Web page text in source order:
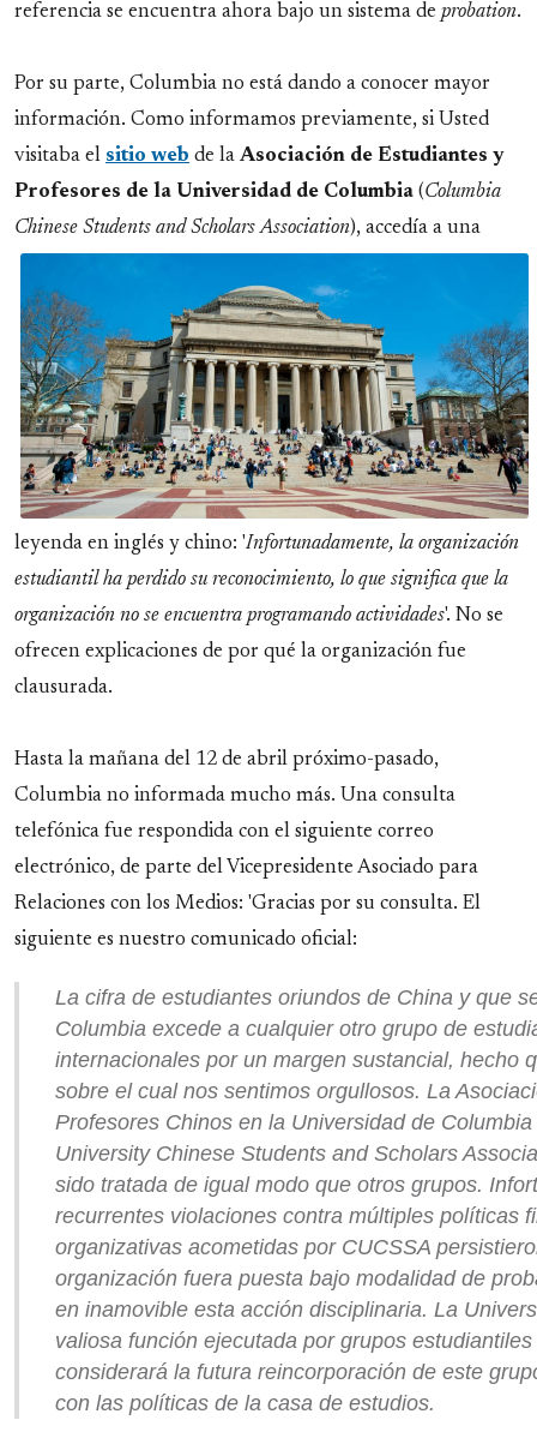
referencia se encuentra ahora bajo un sistema de probation.
Por su parte, Columbia no está dando a conocer mayor
información. Como informamos previamente, si Usted
visitaba el sitio web de la Asociación de Estudiantes y
Profesores de la Universidad de Columbia (Columbia
Chinese Students and Scholars Association), accedía a una
leyenda en inglés y chino: 'Infortunadamente, la organización
estudiantil ha perdido su reconocimiento, lo que significa que la
organización no se encuentra programando actividades'. No se
ofrecen explicaciones de por qué la organización fue
clausurada.
Hasta la mañana del 12 de abril próximo-pasado,
Columbia no informada mucho más. Una consulta
telefónica fue respondida con el siguiente correo
electrónico, de parte del Vicepresidente Asociado para
Relaciones con los Medios: 'Gracias por su consulta. El
siguiente es nuestro comunicado oficial:
La cifra de estudiantes oriundos de China y que
Columbia excede a cualquier otro grupo de
internacionales por un margen sustancial, hecho
sobre el cual nos sentimos orgullosos. La
Profesores Chinos en la Universidad de
University Chinese Students and Scholars
sido tratada de igual modo que otros grupos.
recurrentes violaciones contra múltiples políticas
organizativas acometidas por CUCSSA
organización fuera puesta bajo modalidad de
en inamovible esta acción disciplinaria. La
valiosa función ejecutada por grupos
considerará la futura reincorporación de este
con las políticas de la casa de estudios.